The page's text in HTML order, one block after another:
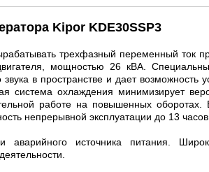
Kipor KDE30SSP3
трехфазный переменный ток
мощностью 26 кВА.
в пространстве и дает возможность
система охлаждения минимизирует
работе на повышенных оборотах.
непрерывной эксплуатации до 13 часов.
аварийного источника питания.